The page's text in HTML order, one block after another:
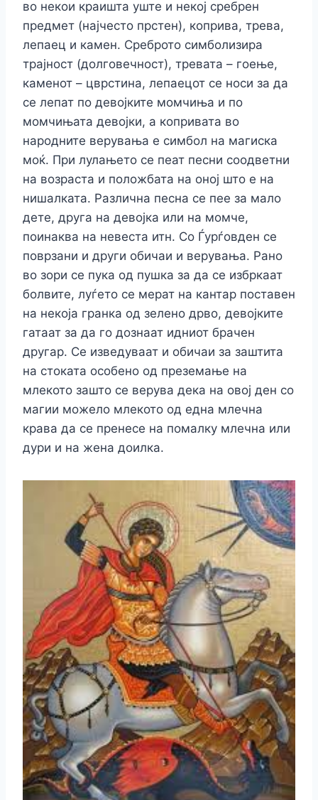
во некои краишта уште и некој сребрен
предмет (најчесто прстен), коприва, трева,
лепаец и камен. Среброто симболизира
трајност (долговечност), тревата – гоење,
каменот – цврстина, лепаецот се носи за да
се лепат по девојките момчиња и по
момчињата девојки, а копривата во
народните верувања е симбол на магиска
моќ. При лулањето се пеат песни соодветни
на возраста и положбата на оној што е на
нишалката. Различна песна се пее за мало
дете, друга на девојка или на момче,
поинаква на невеста итн. Со Ѓурѓовден се
поврзани и други обичаи и верувања. Рано
во зори се пука од пушка за да се избркаат
болвите, луѓето се мерат на кантар поставен
на некоја гранка од зелено дрво, девојките
гатаат за да го дознаат идниот брачен
другар. Се изведуваат и обичаи за заштита
на стоката особено од преземање на
млекото зашто се верува дека на овој ден со
магии можело млекото од една млечна
крава да се пренесе на помалку млечна или
дури и на жена доилка.